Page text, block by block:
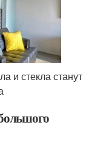
и стекла станут